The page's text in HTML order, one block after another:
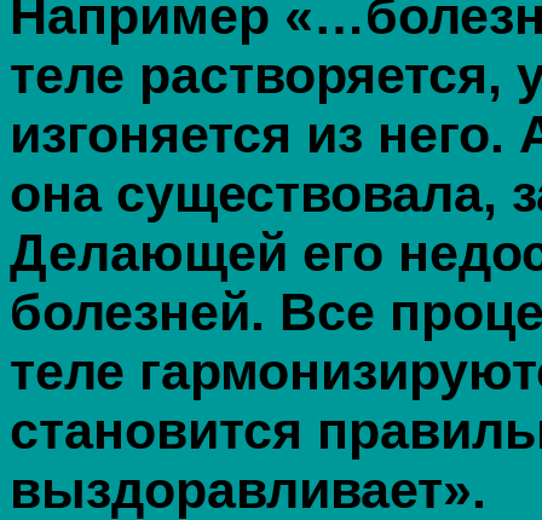
Например
теле растворяется,
изгоняется из него.
она существовала,
Делающей его
болезней. Все
теле
становится
выздоравливает».